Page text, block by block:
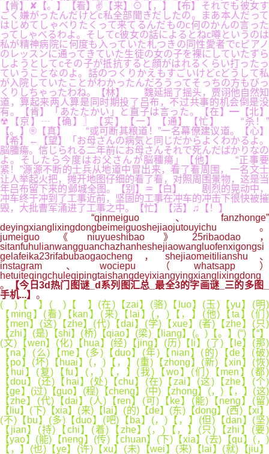
【肯】✘【。】【看】✌【来】⊙【，】【布】それでも彼女す
ごく嫌がったんだけどc私全部聞きだしたの。まあ本人だって
はじめてしゃべりたくって来てるんだものc何のかんの言った
ってしゃべるわよ。そしてc彼女の話によるとねc噂というのは
私が精神病院に何度も入っていた札つきの同性愛者でcピアノ
のレッスンに通ってきていた生徒の女の子を裸にしていたずら
しようとしてcその子が抵抗すると顔がはれるくらい打ったっ
ていうことなのよ。話のつくりかえもすごいけどcどうして私
が入院していたことがわかったんだろうってそっちの方もびっ
くりしちゃったわね。【林】 魏延摇了摇头，贾诩他自然知
道，算起来两人算是同时期投了吕布，不过共事的机会倒是没
有。【肯】「あたたかい」と直子は言った。【在】━【北】
☢【京】┄【确】〗【实】【一】【通】【忙】 “杀！”
【。】®【真】 “或可断其粮道！”一名幕僚建议道。【心】
【希】←【望】「お母さんの病気と同じだからよくわかるよ。
脳腫瘍。信じられる二年前にお母さんそれで死んだばかりなの
よ。そしたら今度はお父さんが脳種瘍」【他】 “正事要
紧！”源源不断的士兵从地道中冒出来，看了看周围，一名文士
让人举起火把，摊开地图仔细的看了看，对照周围景物，这是当
年吕布留下来的邺城全图。【别】♒【白】 剧烈的晃动中，
冲车终于冲到了工事近前，坚固的工事在冲车的冲击下很快被摧
毁，大批曹军涌进了工事之中。【忙】【活】♫【！】
“qinmeiguo、fanzhonge”
deyingxianglixingdongbeimeiguoshejiaojutouyichu。
jumeiguo《niuyueshibao》25ribaodao，
sitanfuhulianwangguanchazhanheshejiaowangluofenxigongsi
gelafeika23rifabubaogaocheng，shejiaomeitilianshu、
instagram、wociepu（whatsapp）
hetuiteqingchuleqipingtaishangdeyixiangyingxianglixingdong
。
【今日3d热门图谜_d系列图汇总_最全3的字画谜_三的多图_
手机...】 。
( )【 】( )【 】(在)【zai】(骆)【luo】(玉)【yu】(明)
【ming】(看)【kan】(来)【lai】(，)【，】(他)【ta】(们)
【men】(这)【zhe】(代)【dai】(学)【xue】(者)【zhe】(只)
【zhi】(是)【shi】(桥)【qiao】(梁)【liang】(。)【。】(“)【“】
(文)【wen】(化)【hua】(经)【jing】(历)【li】(了)【le】(那)
【na】(么)【me】(多)【duo】(年)【nian】(的)【de】(破)
【po】(坏)【huai】(，)【，】(重)【zhong】(新)【xin】(恢)
【hui】(复)【fu】(，)【，】(我)【wo】(们)【men】(都)
【dou】(还)【hai】(处)【chu】(在)【zai】(这)【zhe】(个)
【ge】(过)【guo】(程)【cheng】(中)【zhong】(，)【，】(这)
【zhe】(代)【dai】(人)【ren】(可)【ke】(能)【neng】(留)
【liu】(下)【xia】(来)【lai】(的)【de】(东)【dong】(西)【xi】
(不)【bu】(多)【duo】(吧)【ba】(，)【，】(但)【dan】(坚)
【jian】(持)【chi】(着)【zhe】(，)【，】(只)【zhi】(要)
【yao】(能)【neng】(传)【chuan】(下)【xia】(去)【qu】(，)
【，】(也)【ye】(许)【xu】(未)【wei】(来)【lai】(就)【jiu】